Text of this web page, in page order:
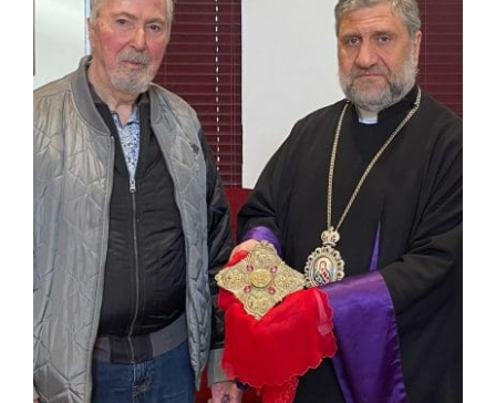
Contact
Donate
The Catholicosate Cilicia